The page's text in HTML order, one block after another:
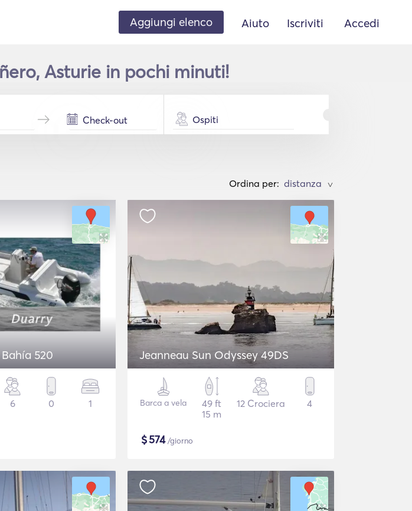
Aggiungi elenco Aiuto Iscriviti Accedi
Asturie in pochi minuti!
Ospiti
Ordina per: >
520
6 0 1
Jeanneau Sun Odyssey 49DS
Barca a vela
49 ft
15 m
12 Crociera 4
$574/giorno